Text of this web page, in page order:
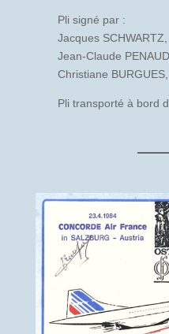
Pli signé par :
Jacques
Jean-Claude
Christiane
Pli transporté à bord